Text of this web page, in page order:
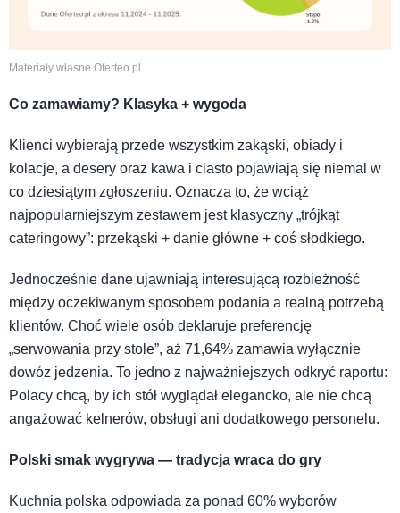
Materiały własne Oferteo.pl.
Co zamawiamy? Klasyka + wygoda
Klienci wybierają przede wszystkim zakąski, obiady i
kolacje, a desery oraz kawa i ciasto pojawiają się niemal w
co dziesiątym zgłoszeniu. Oznacza to, że wciąż
najpopularniejszym zestawem jest klasyczny „trójkąt
cateringowy”: przekąski + danie główne + coś słodkiego.
Jednocześnie dane ujawniają interesującą rozbieżność
między oczekiwanym sposobem podania a realną potrzebą
klientów. Choć wiele osób deklaruje preferencję
„serwowania przy stole”, aż 71,64% zamawia wyłącznie
dowóz jedzenia. To jedno z najważniejszych odkryć raportu:
Polacy chcą, by ich stół wyglądał elegancko, ale nie chcą
angażować kelnerów, obsługi ani dodatkowego personelu.
Polski smak wygrywa — tradycja wraca do gry
Kuchnia polska odpowiada za ponad 60% wyborów